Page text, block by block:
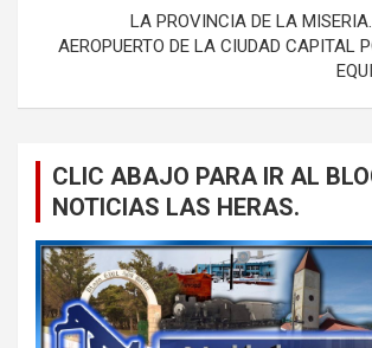
LA PROVINCIA DE LA
AEROPUERTO DE LA CIUDAD CAPITAL
CLIC ABAJO PARA IR AL
NOTICIAS LAS HERAS.